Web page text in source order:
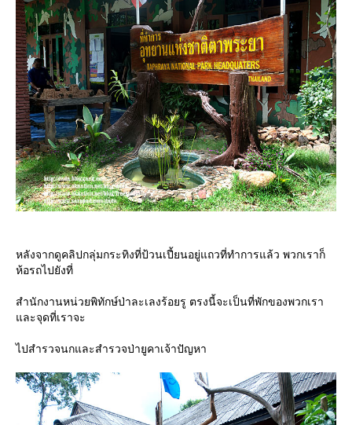
หลังจากดูคลิปกลุ่มกระทิงที่ป้วนเปี้ยนอยู่แถวที่ทำการแล้ว พวกเราก็
ห้อรถไปยังที่
สำนักงานหน่วยพิทักษ์ป่าละเลงร้อยรู ตรงนี้จะเป็นที่พักของพวกเรา
ละจุดที่เราจะ
ไปสำรวจนกและสำรวจป่ายูคาเจ้าปัญหา